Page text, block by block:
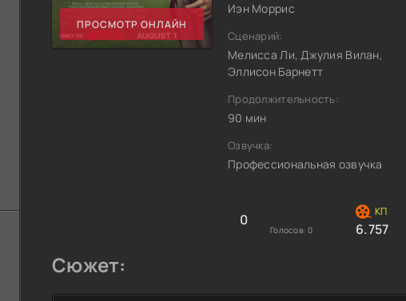
ПРОСМОТР ОНЛАЙН
Иэн Моррис
Сценарий:
Мелисса Ли, Джулия Вилан,
Эллисон Барнетт
Продолжительность:
90 мин
Озвучка:
Профессиональная озвучка
0
Голосов: 0 6.757
Сюжет: